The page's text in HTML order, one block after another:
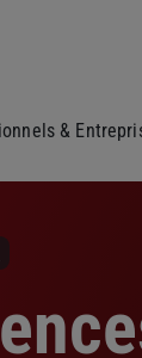
&